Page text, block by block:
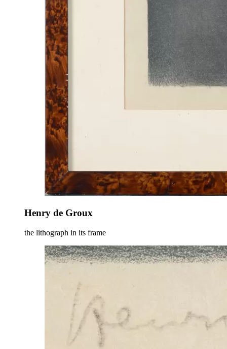
Henry de Groux
the lithograph in its frame